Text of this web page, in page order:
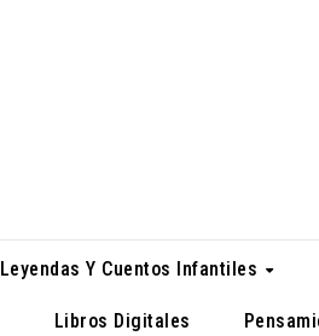
Leyendas Y Cuentos Infantiles
Libros Digitales